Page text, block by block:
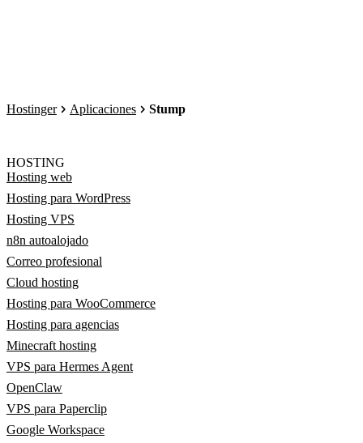
Hostinger Aplicaciones Stump
HOSTING
Hosting web
Hosting para WordPress
Hosting VPS
n8n autoalojado
Correo profesional
Cloud hosting
Hosting para WooCommerce
Hosting para agencias
Minecraft hosting
VPS para Hermes Agent
OpenClaw
VPS para Paperclip
Google Workspace